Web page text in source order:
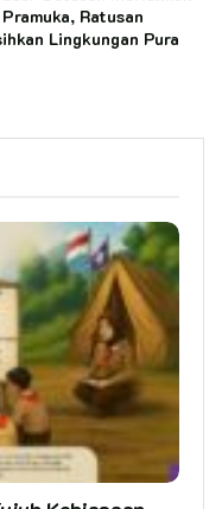
Ratusan
Lingkungan Pura